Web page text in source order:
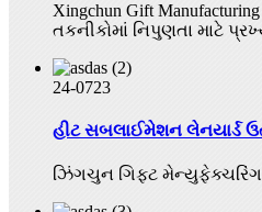
Xingchun Gift
તકનીકોમાં નિપુણતા માટે
24-0723
હીટ સબલાઈમેશન લેનયાર્ડ
ઝિંગચુન ગિફ્ટ